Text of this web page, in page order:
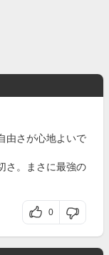
由さが心地よいで
さ。まさに最強の
0